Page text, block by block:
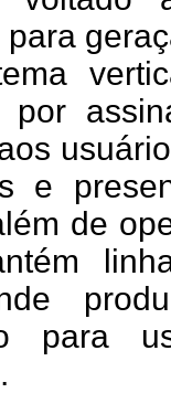
por
e
de
para